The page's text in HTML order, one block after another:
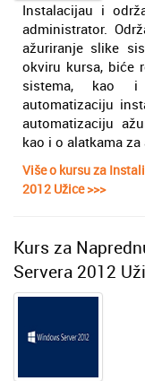
Instalacijau i
administrator.
ažuriranje slike
okviru kursa, biće
sistema, kao i
automatizaciju
automatizaciju
kao i o alatkama
Više o kursu za
2012 Užice >>>
Kurs za
Servera 2012